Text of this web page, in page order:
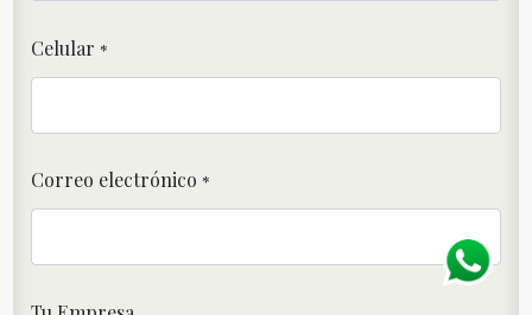
Celular *
Correo electrónico *